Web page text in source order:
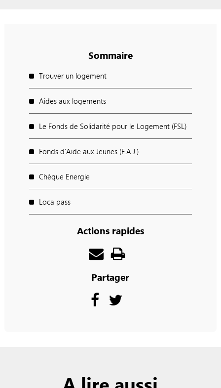
Sommaire
Trouver un logement
Aides aux logements
Le Fonds de Solidarité pour le Logement (FSL)
Fonds d'Aide aux Jeunes (F.A.J.)
Chèque Energie
Loca pass
Actions rapides
Partager